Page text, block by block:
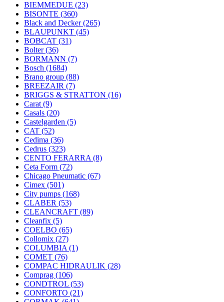
BIEMMEDUE (23)
BISONTE (360)
Black and Decker(265)
BLAUPUNKT (45)
BOBCAT (31)
Bolter(36)
BORMANN (7)
Bosch (1684)
Brano group (88)
BREEZAIR (7)
BRIGGS & STRATTON (16)
Carat (9)
Casals (20)
Castelgarden (5)
CAT (52)
Cedima (36)
Cedrus (323)
CENTO FERARRA (8)
Ceta Form (72)
Chicago Pneumatic (67)
Cimex (501)
City pumps (168)
CLABER (53)
CLEANCRAFT (89)
Cleanfix (5)
COELBO (65)
Collomix (27)
COLUMBIA (1)
COMET (76)
COMPAC HIDRAULIK (28)
Comprag (106)
CONDTROL (53)
CONFORTO (21)